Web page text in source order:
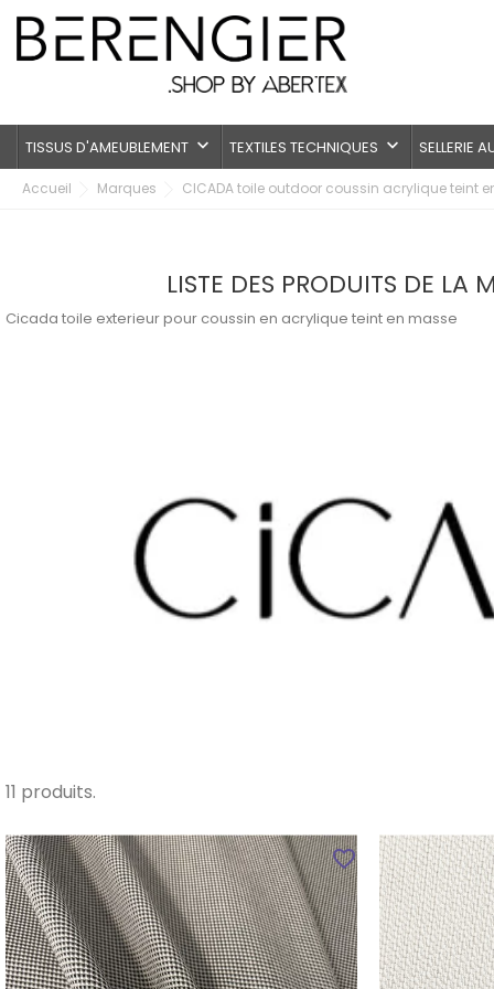
TISSUS D'AMEUBLEMENT keyboard_arrow_down TEXTILES TECHNIQUES keyboard_arrow_down SELLERIE
Accueil Marques CICADA toile outdoor coussin acrylique teint
LISTE DES PRODUITS DE LA
Cicada toile exterieur pour coussin en acrylique teint en masse
11 produits.
favorite_border